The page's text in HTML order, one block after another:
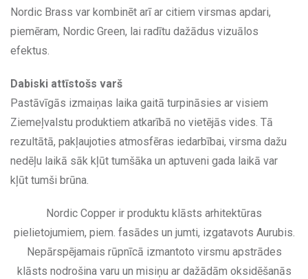
Nordic Brass var kombinēt arī ar citiem virsmas apdari,
piemēram, Nordic Green, lai radītu dažādus vizuālos
efektus.
Dabiski attīstošs varš
Pastāvīgās izmaiņas laika gaitā turpināsies ar visiem
Ziemeļvalstu produktiem atkarībā no vietējās vides. Tā
rezultātā, pakļaujoties atmosfēras iedarbībai, virsma dažu
nedēļu laikā sāk kļūt tumšāka un aptuveni gada laikā var
kļūt tumši brūna.
Nordic Copper ir produktu klāsts arhitektūras
pielietojumiem, piem. fasādes un jumti, izgatavots Aurubis.
Nepārspējamais rūpnīcā izmantoto virsmu apstrādes
klāsts nodrošina varu un misiņu ar dažādām oksidēšanās